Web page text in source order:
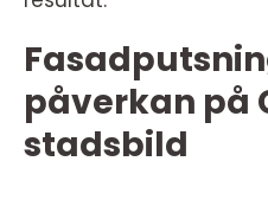
påverkan på
stadsbild